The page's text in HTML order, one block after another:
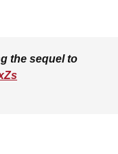
the sequel to